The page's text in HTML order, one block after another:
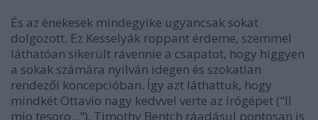
És az énekesek mindegyike ugyancsak sokat
dolgozott. Ez Kesselyák roppant érdeme, szemmel
láthatóan sikerült rávennie a csapatot, hogy higgyen
a sokak számára nyilván idegen és szokatlan
rendezői koncepcióban. Így azt láthattuk, hogy
mindkét Ottavio nagy kedvvel verte az írógépet ("Il
mio tesoro..."), Timothy Bentch ráadásul pontosan is